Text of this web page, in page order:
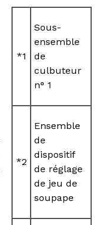
*1
Sous-
ensemble
de
culbuteur
n° 1
*2
Ensemble
de
dispositif
de réglage
de jeu de
soupape